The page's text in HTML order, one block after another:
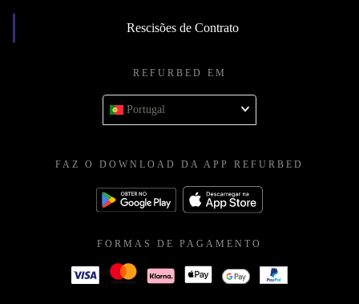
Rescisões de Contrato
REFURBED EM
Portugal
FAZ O DOWNLOAD DA APP REFURBED
FORMAS DE PAGAMENTO